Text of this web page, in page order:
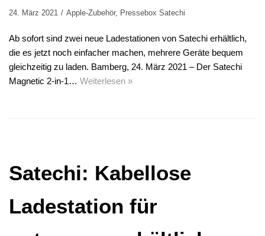
24. März 2021 Apple-Zubehör, Pressebox Satechi
Ab sofort sind zwei neue Ladestationen von Satechi erhältlich,
die es jetzt noch einfacher machen, mehrere Geräte bequem
gleichzeitig zu laden. Bamberg, 24. März 2021 – Der Satechi
Magnetic 2-in-1… Weiterlesen »
Satechi: Kabellose
Ladestation für